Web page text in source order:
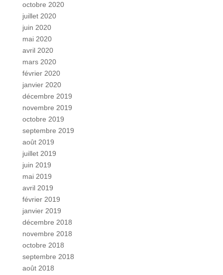
octobre 2020
juillet 2020
juin 2020
mai 2020
avril 2020
mars 2020
février 2020
janvier 2020
décembre 2019
novembre 2019
octobre 2019
septembre 2019
août 2019
juillet 2019
juin 2019
mai 2019
avril 2019
février 2019
janvier 2019
décembre 2018
novembre 2018
octobre 2018
septembre 2018
août 2018